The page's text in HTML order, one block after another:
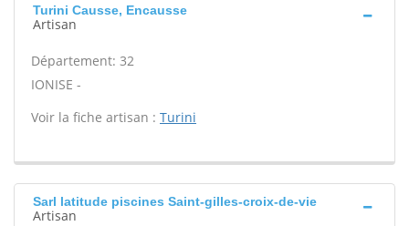
Turini Causse, Encausse
Artisan
Département: 32
IONISE -
Voir la fiche artisan : Turini
Sarl latitude piscines Saint-gilles-croix-de-vie
Artisan